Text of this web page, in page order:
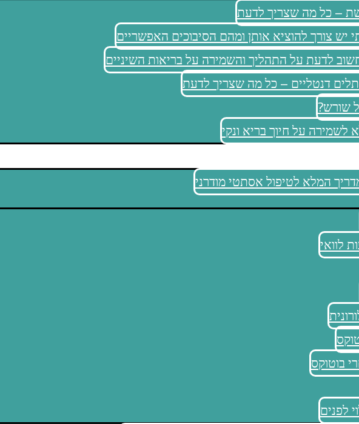
– כל מה שצריך לדעת
יש צורך להוציא אותן ומהם הסיבוכים האפשריים
לדעת על התהליך והשמירה על בריאות השיניים
דנטליים – כל מה שצריך לדעת
שורש?
לשמירה על חיוך בריא ונקי
המלא לטיפול אסתטי מודרני
לוואי
בוטוקס
לפנים